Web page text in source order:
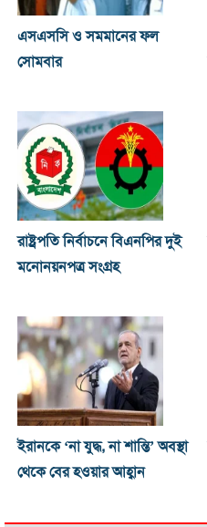
এসএসসি ও সমমানের ফল
সোমবার
রাষ্ট্রপতি নির্বাচনে বিএনপির দুই
মনোনয়নপত্র সংগ্রহ
ইরানকে ‘না যুদ্ধ, না শান্তি’ অবস্থা
থেকে বের হওয়ার আহ্বান